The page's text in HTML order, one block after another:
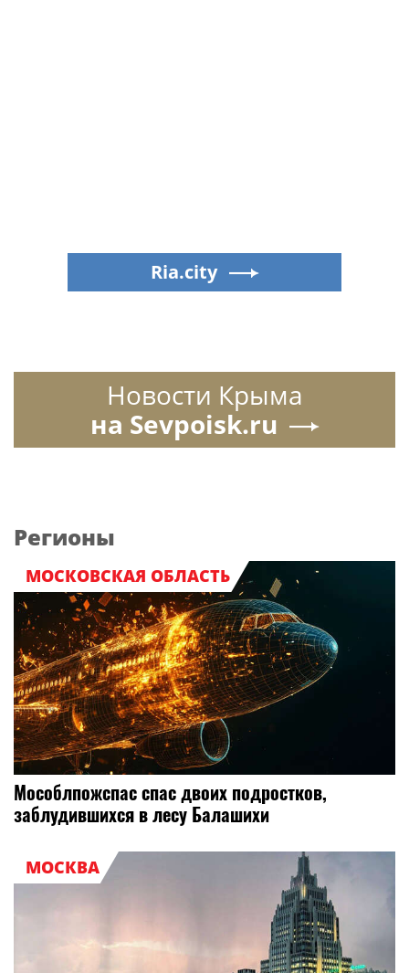
Ria.city
Новости Крыма
на Sevpoisk.ru
Регионы
МОСКОВСКАЯ ОБЛАСТЬ
Мособлпожспас спас двоих подростков,
заблудившихся в лесу Балашихи
МОСКВА